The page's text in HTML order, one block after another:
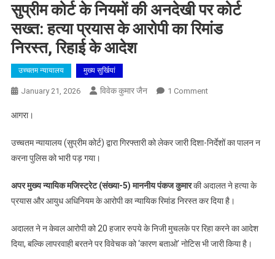
सुप्रीम कोर्ट के नियमों की अनदेखी पर कोर्ट
सख्त: हत्या प्रयास के आरोपी का रिमांड
निरस्त, रिहाई के आदेश
उच्चतम न्यायालय मुख्य सुर्खियां
January 21, 2026 विवेक कुमार जैन 1 CommentOn
नियमों
पर
कोर्ट
हत्या
प्रयास
आगरा।
उच्चतम न्यायालय (सुप्रीम कोर्ट) द्वारा गिरफ्तारी को लेकर जारी दिशा-निर्देशों का पालन न
करना पुलिस को भारी पड़ गया।
अपर मुख्य न्यायिक मजिस्ट्रेट (संख्या-5) माननीय पंकज कुमारकी अदालत ने हत्या के
प्रयास और आयुध अधिनियम के आरोपी का न्यायिक रिमांड निरस्त कर दिया है।
अदालत ने न केवल आरोपी को 20 हजार रुपये के निजी मुचलके पर रिहा करने का आदेश
दिया, बल्कि लापरवाही बरतने पर विवेचक को ‘कारण बताओ’ नोटिस भी जारी किया है।